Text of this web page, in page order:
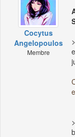
Cocytus
Angelopoulos
Membre